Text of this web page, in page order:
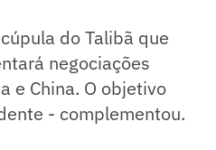
do Talibã que
negociações
e China. O objetivo
- complementou.